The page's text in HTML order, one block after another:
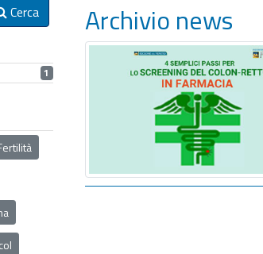
Archivio news
Cerca
1